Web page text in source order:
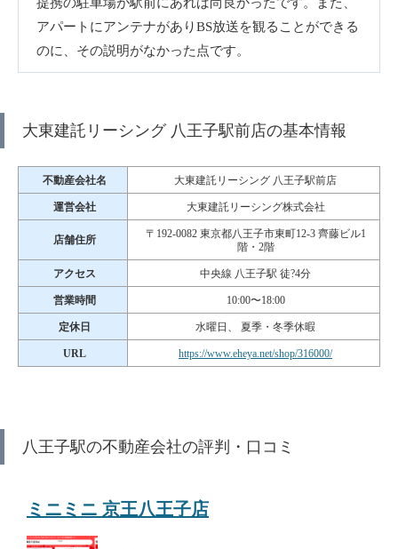
提携の駐車場が駅前にあれば尚良かったです。また、
アパートにアンテナがありBS放送を観ることができる
のに、その説明がなかった点です。
大東建託リーシング 八王子駅前店の基本情報
不動産会社名 大東建託リーシング 八王子駅前店
運営会社 大東建託リーシング株式会社
店舗住所
〒192-0082 東京都八王子市東町12-3 齊藤ビル1
階・2階
アクセス 中央線 八王子駅 徒?4分
営業時間 10:00〜18:00
定休日 水曜日、 夏季・冬季休暇
URL https://www.eheya.net/shop/316000/
八王子駅の不動産会社の評判・口コミ
ミニミニ 京王八王子店